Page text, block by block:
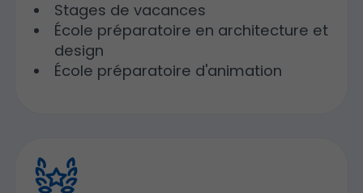
Stages de vacances
École préparatoire en architecture et
design
École préparatoire d'animation